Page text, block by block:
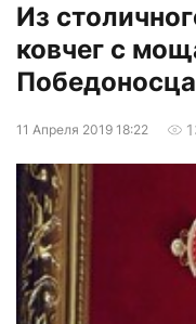
Из
ковчег с
Победоносца
11 Апреля 2019 18:22